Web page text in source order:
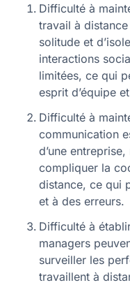
Difficulté à
travail à
solitude et
interactions
limitées, ce qui
esprit d’équipe
Difficulté à
communication
d’une
compliquer la
distance, ce qui
et à des erreurs.
Difficulté à
managers
surveiller les
travaillent à